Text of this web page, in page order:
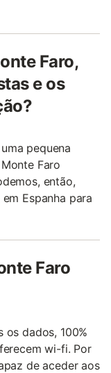
Faro,
e os
pequena
Faro
então,
Espanha para
Faro
os dados, 100%
wi-fi. Por
de aceder aos